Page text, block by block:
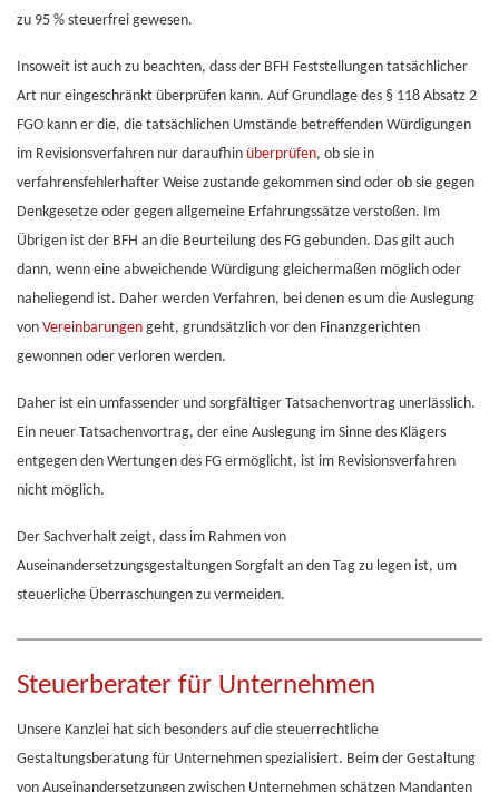
zu 95 % steuerfrei gewesen.
Insoweit ist auch zu beachten, dass der BFH Feststellungen tatsächlicher
Art nur eingeschränkt überprüfen kann. Auf Grundlage des § 118 Absatz 2
FGO kann er die, die tatsächlichen Umstände betreffenden Würdigungen
im Revisionsverfahren nur daraufhin überprüfen, ob sie in
verfahrensfehlerhafter Weise zustande gekommen sind oder ob sie gegen
Denkgesetze oder gegen allgemeine Erfahrungssätze verstoßen. Im
Übrigen ist der BFH an die Beurteilung des FG gebunden. Das gilt auch
dann, wenn eine abweichende Würdigung gleichermaßen möglich oder
naheliegend ist. Daher werden Verfahren, bei denen es um die Auslegung
von Vereinbarungen geht, grundsätzlich vor den Finanzgerichten
gewonnen oder verloren werden.
Daher ist ein umfassender und sorgfältiger Tatsachenvortrag unerlässlich.
Ein neuer Tatsachenvortrag, der eine Auslegung im Sinne des Klägers
entgegen den Wertungen des FG ermöglicht, ist im Revisionsverfahren
nicht möglich.
Der Sachverhalt zeigt, dass im Rahmen von
Auseinandersetzungsgestaltungen Sorgfalt an den Tag zu legen ist, um
steuerliche Überraschungen zu vermeiden.
Steuerberater für Unternehmen
Unsere Kanzlei hat sich besonders auf die steuerrechtliche
Gestaltungsberatung für Unternehmen spezialisiert. Beim der Gestaltung
von Auseinandersetzungen zwischen Unternehmen schätzen Mandanten